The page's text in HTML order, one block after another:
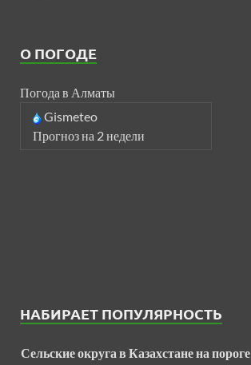
О ПОГОДЕ
Погода в Алматы
Gismeteo
Прогноз на 2 недели
НАБИРАЕТ ПОПУЛЯРНОСТЬ
Сельские округа в Казахстане на пороге